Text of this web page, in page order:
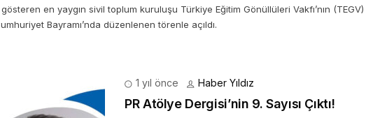
en yaygın sivil toplum kuruluşu Türkiye Eğitim Gönüllüleri Vakfı’nın (TEGV)
Bayramı’nda düzenlenen törenle açıldı.
1 yıl önce Haber Yıldız
PR Atölye Dergisi’nin 9. Sayısı Çıktı!